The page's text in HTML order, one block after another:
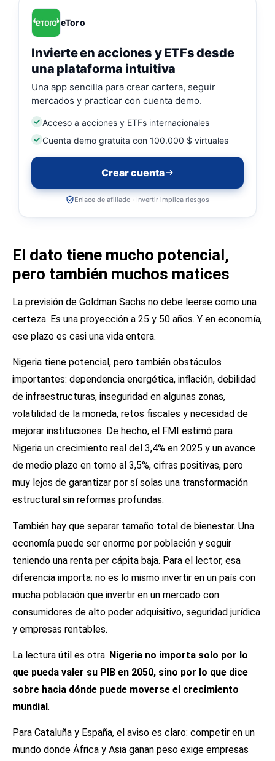
eToro
Invierte en acciones y ETFs desde
una plataforma intuitiva
Una app sencilla para crear cartera, seguir
mercados y practicar con cuenta demo.
Acceso a acciones y ETFs internacionales
Cuenta demo gratuita con 100.000 $ virtuales
Crear cuenta
Enlace de afiliado · Invertir implica riesgos
El dato tiene mucho potencial,
pero también muchos matices
La previsión de Goldman Sachs no debe leerse como una
certeza. Es una proyección a 25 y 50 años. Y en economía,
ese plazo es casi una vida entera.
Nigeria tiene potencial, pero también obstáculos
importantes: dependencia energética, inflación, debilidad
de infraestructuras, inseguridad en algunas zonas,
volatilidad de la moneda, retos fiscales y necesidad de
mejorar instituciones. De hecho, el FMI estimó para
Nigeria un crecimiento real del 3,4% en 2025 y un avance
de medio plazo en torno al 3,5%, cifras positivas, pero
muy lejos de garantizar por sí solas una transformación
estructural sin reformas profundas.
También hay que separar tamaño total de bienestar. Una
economía puede ser enorme por población y seguir
teniendo una renta per cápita baja. Para el lector, esa
diferencia importa: no es lo mismo invertir en un país con
mucha población que invertir en un mercado con
consumidores de alto poder adquisitivo, seguridad jurídica
y empresas rentables.
La lectura útil es otra. Nigeria no importa solo por lo
que pueda valer su PIB en 2050, sino por lo que dice
sobre hacia dónde puede moverse el crecimiento
mundial.
Para Cataluña y España, el aviso es claro: competir en un
mundo donde África y Asia ganan peso exige empresas